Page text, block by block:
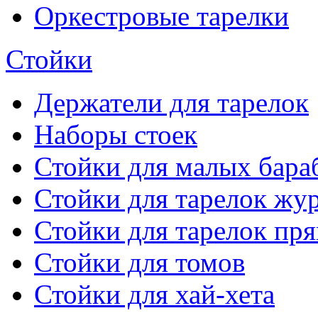
Оркестровые тарелки
Стойки
Держатели для тарелок
Наборы стоек
Стойки для малых
Стойки для тарелок
Стойки для тарелок
Стойки для томов
Стойки для хай-хета